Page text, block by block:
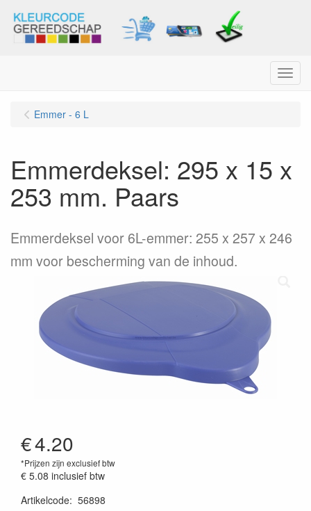
Menu
Emmer - 6 L
Emmerdeksel: 295 x 15 x
253 mm. Paars
Emmerdeksel voor 6L-emmer: 255 x 257 x 246
mm voor bescherming van de inhoud.
€4.20
*Prijzen zijn exclusief btw
€ 5.08 inclusief btw
Artikelcode: 56898